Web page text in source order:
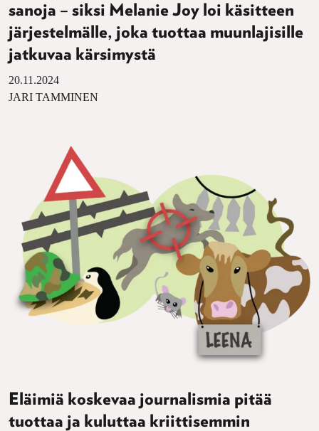
sanoja – siksi Melanie Joy loi käsitteen
järjestelmälle, joka tuottaa muunlajisille
jatkuvaa kärsimystä
20.11.2024
JARI TAMMINEN
Eläimiä koskevaa journalismia pitää
tuottaa ja kuluttaa kriittisemmin